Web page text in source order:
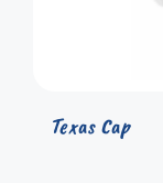
Texas Cap